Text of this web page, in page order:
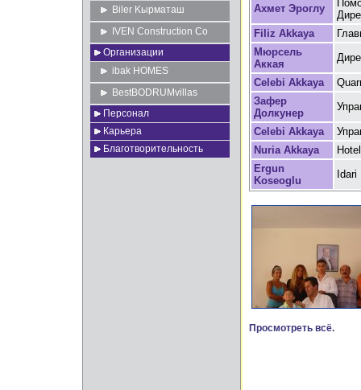
Biler Kырматаш
IVEN Construction Co
Организации
ibak HOMES
BestBODRUMvillas
Персонал
Карьера
Благотворительность
Ахмет Эроглу
Filiz Akkaya
Мюрсель
Аккая
Celebi Akkaya
Зафер
Долкунер
Celebi Akkaya
Nuria Akkaya
Ergun
Koseoglu
Idari
Просмотреть всё.